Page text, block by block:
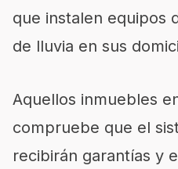
que instalen equipos
de lluvia en sus
Aquellos inmuebles
compruebe que el
recibirán garantías y